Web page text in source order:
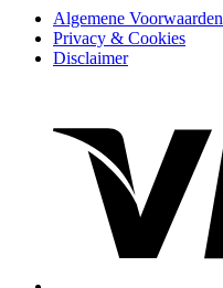
Algemene Voorwaarden
Privacy & Cookies
Disclaimer